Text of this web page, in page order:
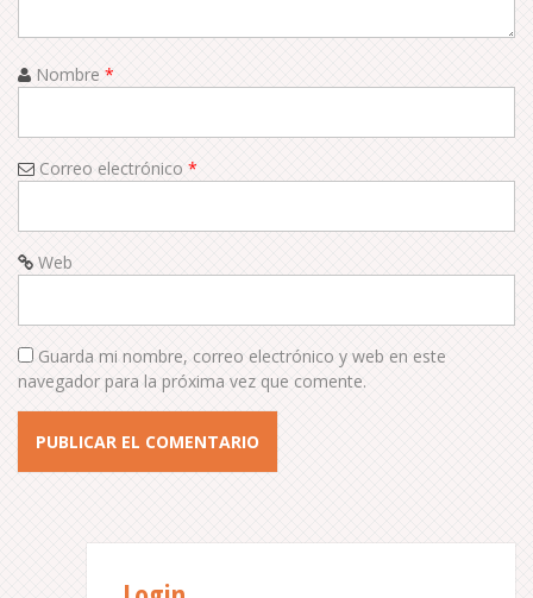
t
i
o
n
Nombre *
Correo electrónico *
Web
Guarda mi nombre, correo electrónico y web en este
navegador para la próxima vez que comente.